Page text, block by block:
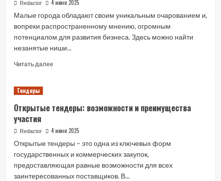
малого
бизнеса
Redactor 4 июня 2025
Малые города обладают своим уникальным очарованием и,
вопреки распространенному мнению, огромным
потенциалом для развития бизнеса. Здесь можно найти
незанятые ниши...
Читать далееRead
идей
малых
Тендеры
Открытые тендеры: возможности и преимущества
участия
Redactor 4 июня 2025
Открытые тендеры – это одна из ключевых форм
государственных и коммерческих закупок,
предоставляющая равные возможности для всех
заинтересованных поставщиков. В...